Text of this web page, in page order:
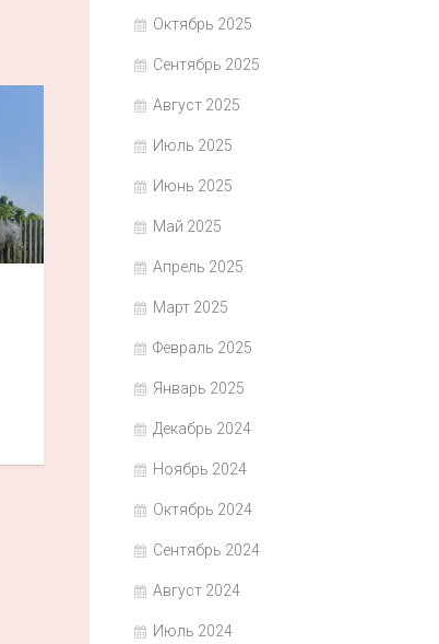
Октябрь 2025
Сентябрь 2025
Август 2025
Июль 2025
Июнь 2025
Май 2025
Апрель 2025
Март 2025
Февраль 2025
Январь 2025
Декабрь 2024
Ноябрь 2024
Октябрь 2024
Сентябрь 2024
Август 2024
Июль 2024